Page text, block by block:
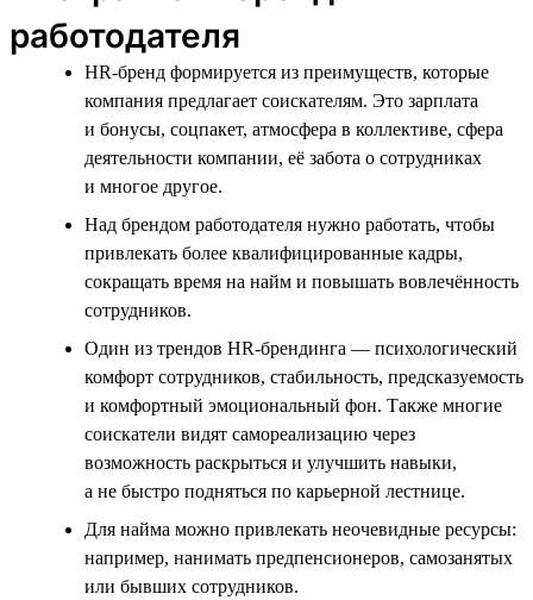
работодателя
HR-бренд формируется из преимуществ, которые
компания предлагает соискателям. Это зарплата
и бонусы, соцпакет, атмосфера в коллективе, сфера
деятельности компании, её забота о сотрудниках
и многое другое.
Над брендом работодателя нужно работать, чтобы
привлекать более квалифицированные кадры,
сокращать время на найм и повышать вовлечённость
сотрудников.
Один из трендов HR-брендинга — психологический
комфорт сотрудников, стабильность, предсказуемость
и комфортный эмоциональный фон. Также многие
соискатели видят самореализацию через
возможность раскрыться и улучшить навыки,
а не быстро подняться по карьерной лестнице.
Для найма можно привлекать неочевидные ресурсы:
например, нанимать предпенсионеров, самозанятых
или бывших сотрудников.